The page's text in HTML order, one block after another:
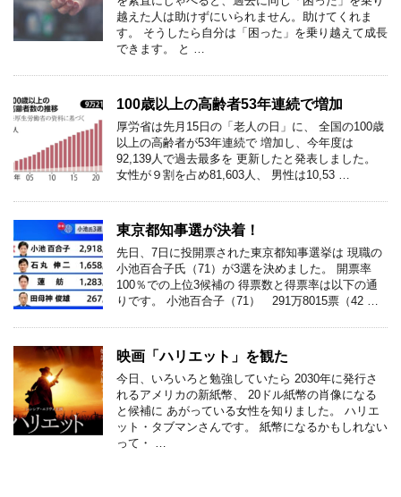
越えた人は助けずにいられません。助けてくれま
す。 そうしたら自分は「困った」を乗り越えて成長
できます。 と …
100歳以上の高齢者53年連続で増加
厚労省は先月15日の「老人の日」に、 全国の100歳
以上の高齢者が53年連続で 増加し、今年度は
92,139人で過去最多を 更新したと発表しました。
女性が９割を占め81,603人、 男性は10,53 …
東京都知事選が決着！
先日、7日に投開票された東京都知事選挙は 現職の
小池百合子氏（71）が3選を決めました。 開票率
100％での上位3候補の 得票数と得票率は以下の通
りです。 小池百合子（71） 291万8015票（42 …
映画「ハリエット」を観た
今日、いろいろと勉強していたら 2030年に発行さ
れるアメリカの新紙幣、 20ドル紙幣の肖像になる
と候補に あがっている女性を知りました。 ハリエ
ット・タブマンさんです。 紙幣になるかもしれない
って・ …